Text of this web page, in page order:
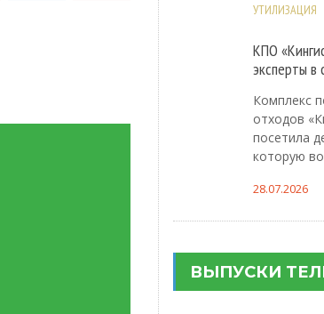
УТИЛИЗАЦИЯ
КПО
эксперты в
Комплекс
отходов
посетила
которую
28.07.2026
ВЫПУСКИ